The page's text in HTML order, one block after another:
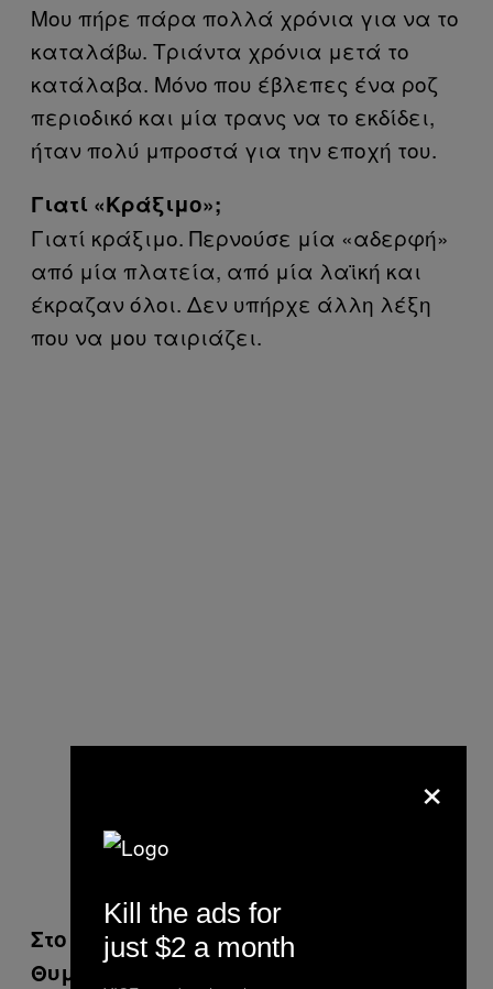
Μου πήρε πάρα πολλά χρόνια για να το
καταλάβω. Τριάντα χρόνια μετά το
κατάλαβα. Μόνο που έβλεπες ένα ροζ
περιοδικό και μία τρανς να το εκδίδει,
ήταν πολύ μπροστά για την εποχή του.
Γιατί «Κράξιμο»;
Γιατί κράξιμο. Περνούσε μία «αδερφή»
από μία πλατεία, από μία λαϊκή και
έκραζαν όλοι. Δεν υπήρχε άλλη λέξη
που να μου ταιριάζει.
Στο άρθρο «Εγώ, η πόρνη» τι έγραφες;
Θυμάσαι;
×
Kill the ads for
just $2 a month